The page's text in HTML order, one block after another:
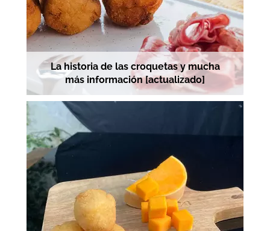
La historia de las croquetas y mucha
más información [actualizado]